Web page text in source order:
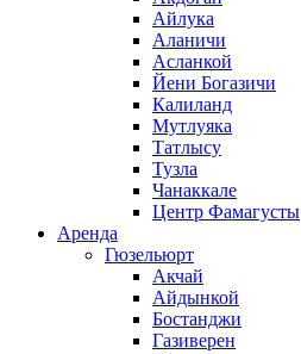
Айлука
Аланичи
Асланкой
Йени Богазичи
Калиланд
Мутлуяка
Татлысу
Тузла
Чанаккале
Центр Фамагусты
Аренда
Гюзельюрт
Акчай
Айдынкой
Бостанджи
Газиверен